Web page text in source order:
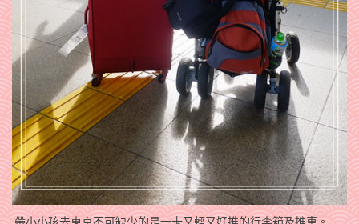
帶小小孩去東京不可缺少的是一卡又輕又好推的行李箱及推車。